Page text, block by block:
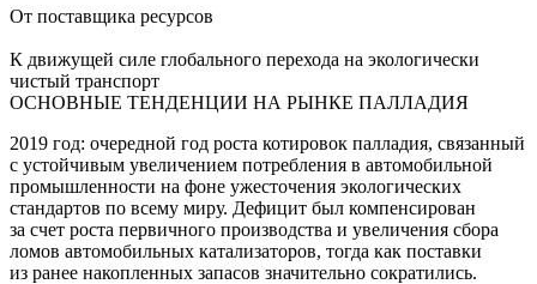
От поставщика ресурсов
К движущей силе глобального перехода на экологически
чистый транспорт
ОСНОВНЫЕ ТЕНДЕНЦИИ НА РЫНКЕ ПАЛЛАДИЯ
2019 год: очередной год роста котировок палладия, связанный
с устойчивым увеличением потребления в автомобильной
промышленности на фоне ужесточения экологических
стандартов по всему миру. Дефицит был компенсирован
за счет роста первичного производства и увеличения сбора
ломов автомобильных катализаторов, тогда как поставки
из ранее накопленных запасов значительно сократились.